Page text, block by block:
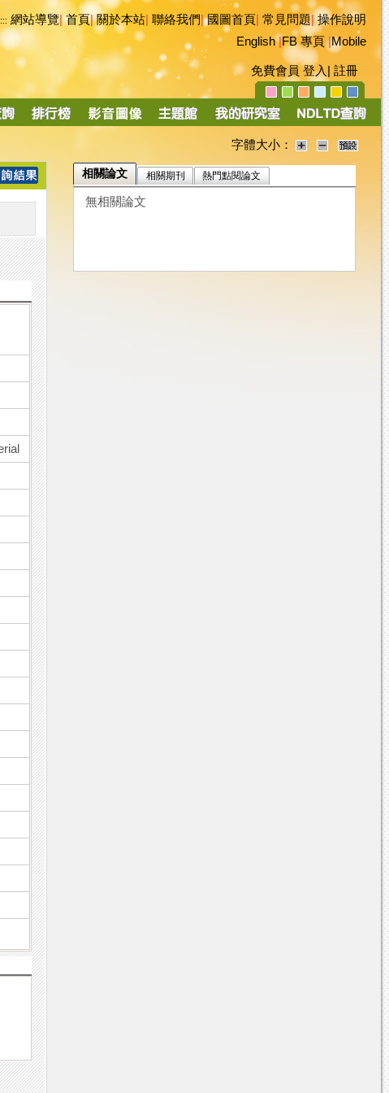
::: 網站導覽|首頁|關於本站 聯絡我們|國圖首頁 常見問題|操作說明
English|FB 專頁|Mobile
免費會員 登入 註冊
字體大小：
相關論文 相關期刊 熱門點閱論文
無相關論文